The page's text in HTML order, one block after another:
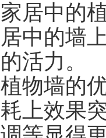
家居中的
居中的墙
的活力。
植物墙的
耗上效果